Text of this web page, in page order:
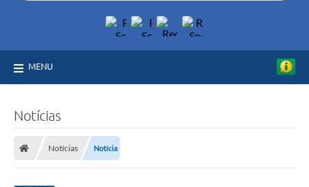
MENU
Notícias
Notícias Notícia